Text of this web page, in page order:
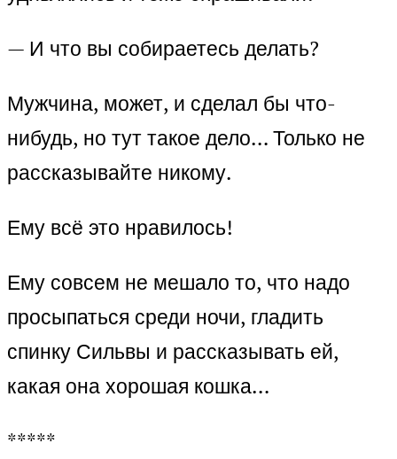
— И что вы собираетесь делать?
Мужчина, может, и сделал бы что-
нибудь, но тут такое дело… Только не
рассказывайте никому.
Ему всё это нравилось!
Ему совсем не мешало то, что надо
просыпаться среди ночи, гладить
спинку Сильвы и рассказывать ей,
какая она хорошая кошка…
*****